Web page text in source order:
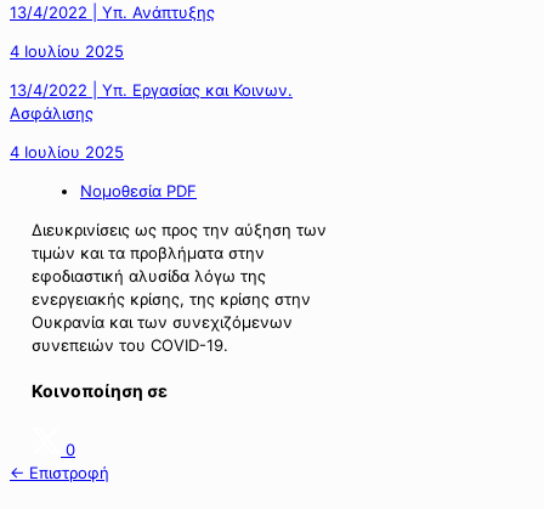
13/4/2022 | Υπ. Ανάπτυξης
4 Ιουλίου 2025
13/4/2022 | Υπ. Εργασίας και Κοινων.
Ασφάλισης
4 Ιουλίου 2025
Νομοθεσία PDF
Διευκρινίσεις ως προς την αύξηση των
τιμών και τα προβλήματα στην
εφοδιαστική αλυσίδα λόγω της
ενεργειακής κρίσης, της κρίσης στην
Ουκρανία και των συνεχιζόμενων
συνεπειών του COVID-19.
Κοινοποίηση σε
0
← Επιστροφή